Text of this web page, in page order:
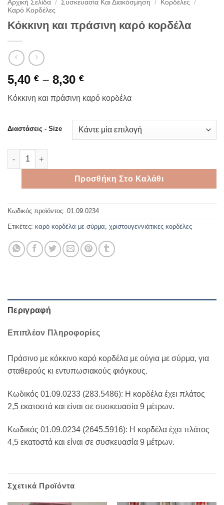
Αρχική Σελίδα / Συσκευασία Και Διακόσμηση / Κορδέλες
/
Καρό Κορδέλες
Κόκκινη και πράσινη καρό κορδέλα
5,40 € – 8,30 €Price
range:
5,40 €
8,30 €
Κόκκινη και πράσινη καρό κορδέλα
Διαστάσεις - Size
Κόκκινη και πράσινη καρό κορδέλα ποσότητα
Προσθήκη Στο Καλάθι
Κωδικός προϊόντος: 01.09.0234
Ετικέτες: καρό κορδέλα με σύρμα, χριστουγεννιάτικες κορδέλες
Περιγραφή
Επιπλέον Πληροφορίες
Πράσινο με κόκκινο καρό κορδέλα με ούγια με σύρμα, για
σταθερούς κι εντυπωσιακούς φιόγκους.
Κωδικός 01.09.0233 (283.5486): Η κορδέλα έχει πλάτος
2,5 εκατοστά και είναι σε συσκευασία 9 μέτρων.
Κωδικός 01.09.0234 (2645.5916): Η κορδέλα έχει πλάτος
4,5 εκατοστά και είναι σε συσκευασία 9 μέτρων.
Σχετικά Προϊόντα